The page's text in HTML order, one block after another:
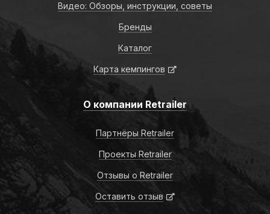
Видео: Обзоры, инструкции, советы
Бренды
Каталог
Карта кемпингов
О компании Retrailer
Партнёры Retrailer
Проекты Retrailer
Отзывы о Retrailer
Оставить отзыв